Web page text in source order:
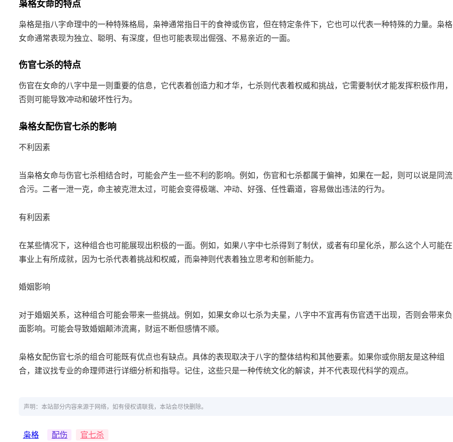
枭格女命的特点
枭格是指八字命理中的一种特殊格局，枭神通常指日干的食神或伤官，但在特定条件下，它也可以代表一种特殊的力量。枭格
女命通常表现为独立、聪明、有深度，但也可能表现出倔强、不易亲近的一面。
伤官七杀的特点
伤官在女命的八字中是一则重要的信息，它代表着创造力和才华，七杀则代表着权威和挑战，它需要制伏才能发挥积极作用，
否则可能导致冲动和破坏性行为。
枭格女配伤官七杀的影响
不利因素
当枭格女命与伤官七杀相结合时，可能会产生一些不利的影响。例如，伤官和七杀都属于偏神，如果在一起，则可以说是同流
合污。二者一泄一克，命主被克泄太过，可能会变得极端、冲动、好强、任性霸道，容易做出违法的行为。
有利因素
在某些情况下，这种组合也可能展现出积极的一面。例如，如果八字中七杀得到了制伏，或者有印星化杀，那么这个人可能在
事业上有所成就，因为七杀代表着挑战和权威，而枭神则代表着独立思考和创新能力。
婚姻影响
对于婚姻关系，这种组合可能会带来一些挑战。例如，如果女命以七杀为夫星，八字中不宜再有伤官透干出现，否则会带来负
面影响。可能会导致婚姻颠沛流离，财运不断但感情不顺。
枭格女配伤官七杀的组合可能既有优点也有缺点。具体的表现取决于八字的整体结构和其他要素。如果你或你朋友是这种组
合，建议找专业的命理师进行详细分析和指导。记住，这些只是一种传统文化的解读，并不代表现代科学的观点。
声明：本站部分内容来源于网络，如有侵权请联我，本站会尽快删除。
枭格 配伤 官七杀